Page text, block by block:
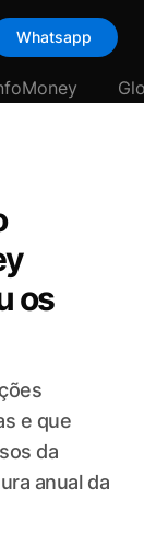
Whatsapp
os
e que
da
anual da